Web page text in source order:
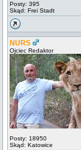
Posty: 395
Skąd: Frei Stadt
NURS
Ojciec Redaktor
Posty: 18950
Skąd: Katowice